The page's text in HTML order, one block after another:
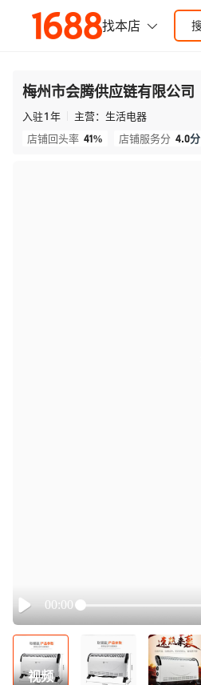
梅州市会腾供应链有限公司
入驻1年 主营： 生活电器
店铺回头率 41% 店铺服务分 4.0分
Play
00:00
视频